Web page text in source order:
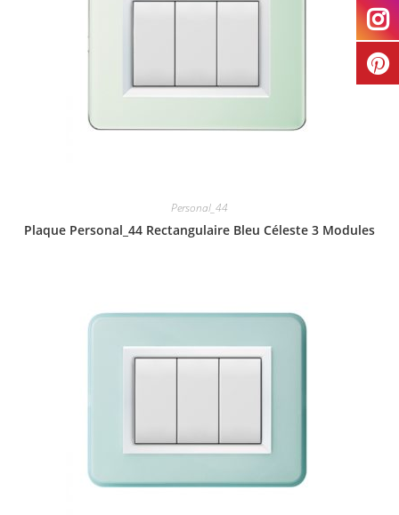
Personal_44
Plaque Personal_44 Rectangulaire Bleu Céleste 3 Modules